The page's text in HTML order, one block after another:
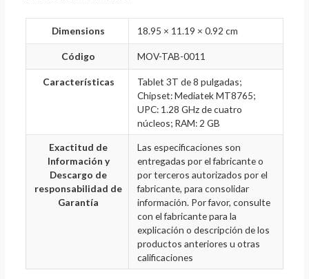
Dimensions 18.95 × 11.19 × 0.92 cm
Código MOV-TAB-0011
Características
Tablet 3T de 8 pulgadas;
Chipset: Mediatek MT8765;
UPC: 1.28 GHz de cuatro
núcleos; RAM: 2 GB
Exactitud de
Información y
Descargo de
responsabilidad de
Garantía
Las especificaciones son
entregadas por el fabricante o
por terceros autorizados por el
fabricante, para consolidar
información. Por favor, consulte
con el fabricante para la
explicación o descripción de los
productos anteriores u otras
calificaciones